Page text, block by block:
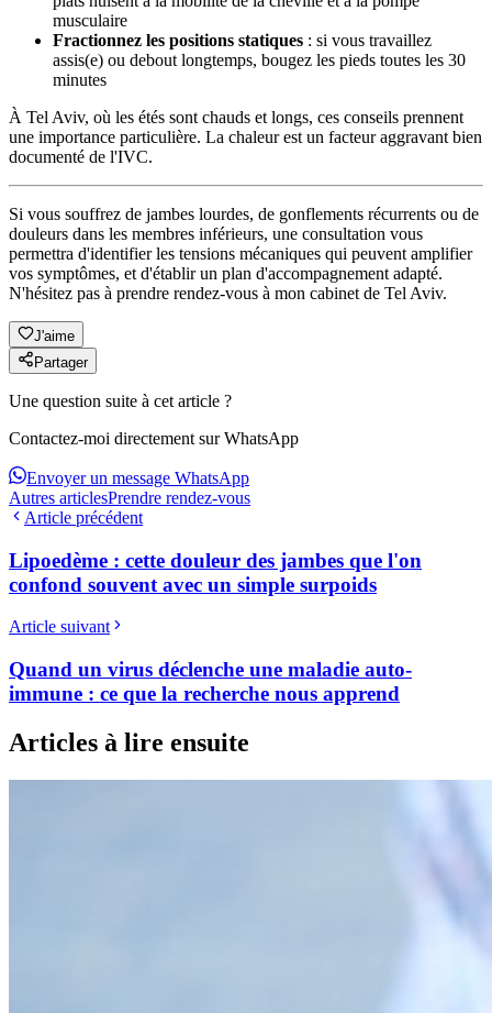
musculaire
Fractionnez les positions statiques : si vous travaillez
assis(e) ou debout longtemps, bougez les pieds toutes les 30
minutes
À Tel Aviv, où les étés sont chauds et longs, ces conseils prennent
une importance particulière. La chaleur est un facteur aggravant bien
documenté de l'IVC.
Si vous souffrez de jambes lourdes, de gonflements récurrents ou de
douleurs dans les membres inférieurs, une consultation vous
permettra d'identifier les tensions mécaniques qui peuvent amplifier
vos symptômes, et d'établir un plan d'accompagnement adapté.
N'hésitez pas à prendre rendez-vous à mon cabinet de Tel Aviv.
J'aime
Partager
Une question suite à cet article ?
Contactez-moi directement sur WhatsApp
Envoyer un message WhatsApp
Autres articlesPrendre rendez-vous
Article précédent
Lipoedème : cette douleur des jambes que l'on
confond souvent avec un simple surpoids
Article suivant
Quand un virus déclenche une maladie auto-
immune : ce que la recherche nous apprend
Articles à lire ensuite